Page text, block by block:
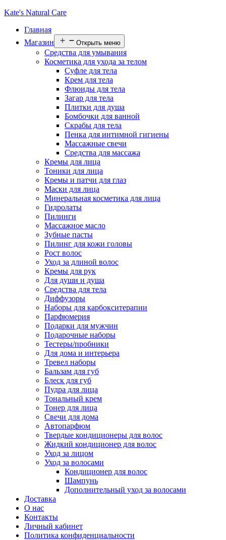
Kate's Natural Care
Главная
Магазин
Открыть меню
Средства для умывания
Косметика для ухода за телом
Суфле для тела
Крем для тела
Флюиды для тела
Загар для тела
Плитки для душа
Бомбочки для ванной
Скрабы для тела
Пенка для интимной гигиены
Массажные свечи
Средства для массажа
Кремы для лица
Тоники для лица
Кремы и патчи для глаз
Маски для лица
Минеральная косметика для лица
Гидролаты
Пилинги
Массажное масло
Зубные пасты
Пилинг для кожи головы
Рост волос
Уход за длиной волос
Кремы для рук
Для души и душа
Средства для тела
Диффузоры
Наборы для карбокситерапии
Парфюмерия
Подарки для мужчин
Подарочные наборы
Тестеры/пробники
Для дома и интерьера
Тревел наборы
Бальзам для губ
Блеск для губ
Пудра для лица
Тональный крем
Тонер для лица
Свечи для дома
Автопарфюм
Твердые кондиционеры для волос
Жидкий кондиционер для волос
Уход за лицом
Уход за волосами
Кондиционер для волос
Шампунь
Дополнительный уход за волосами
Доставка
О нас
Контакты
Личный кабинет
Политика конфиденциальности